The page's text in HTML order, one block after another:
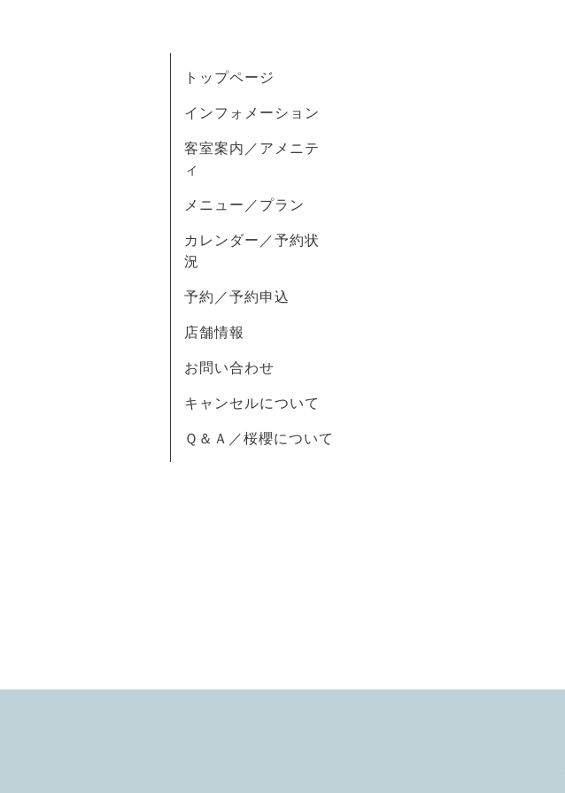
トップページ
インフォメーション
客室案内／アメニテ
ィ
メニュー／プラン
カレンダー／予約状
況
予約／予約申込
店舗情報
お問い合わせ
キャンセルについて
Ｑ＆Ａ／桜櫻について